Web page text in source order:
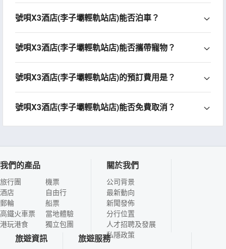
號唄X3酒店(李子壩輕軌站店)能否泊車？
號唄X3酒店(李子壩輕軌站店)能否攜帶寵物？
號唄X3酒店(李子壩輕軌站店)的預訂費用是？
號唄X3酒店(李子壩輕軌站店)能否免費取消？
我們的產品
旅行團
酒店
郵輪
高鐵火車票
港玩港食
機票
自由行
船票
當地體驗
獨立包團
關於我們
公司背景
最新動向
新聞發佈
分行位置
人才招聘及發展
私隱政策
旅遊資訊 旅遊服務